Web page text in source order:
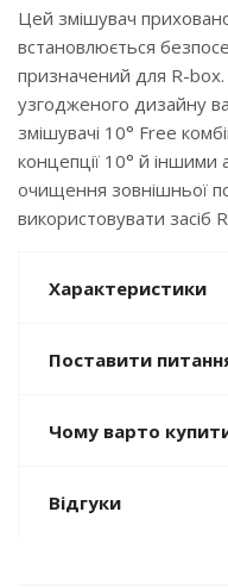
Цей змішувач
встановлюється
призначений для R-box.
узгодженого дизайну
змішувачі 10° Free
концепції 10° й іншими
очищення зовнішньої
використовувати засіб
Характеристики
Поставити
Чому варто
Відгуки